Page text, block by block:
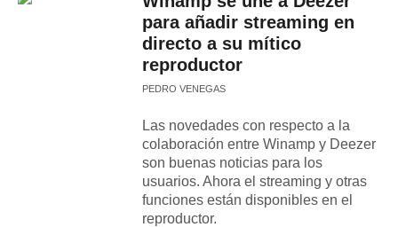
para añadir streaming en
directo a su mítico
reproductor
PEDRO VENEGAS
Las novedades con respecto a la
colaboración entre Winamp y Deezer
son buenas noticias para los
usuarios. Ahora el streaming y otras
funciones están disponibles en el
reproductor.